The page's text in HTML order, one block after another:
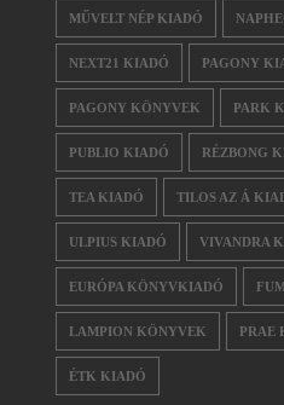
MŰVELT NÉP KIADÓ
NEXT21 KIADÓ PAGONY
PAGONY KÖNYVEK PARK
PUBLIO KIADÓ RÉZBONG
TEA KIADÓ TILOS AZ Á
ULPIUS KIADÓ VIVANDRA
EURÓPA KÖNYVKIADÓ
LAMPION KÖNYVEK PRAE
ÉTK KIADÓ